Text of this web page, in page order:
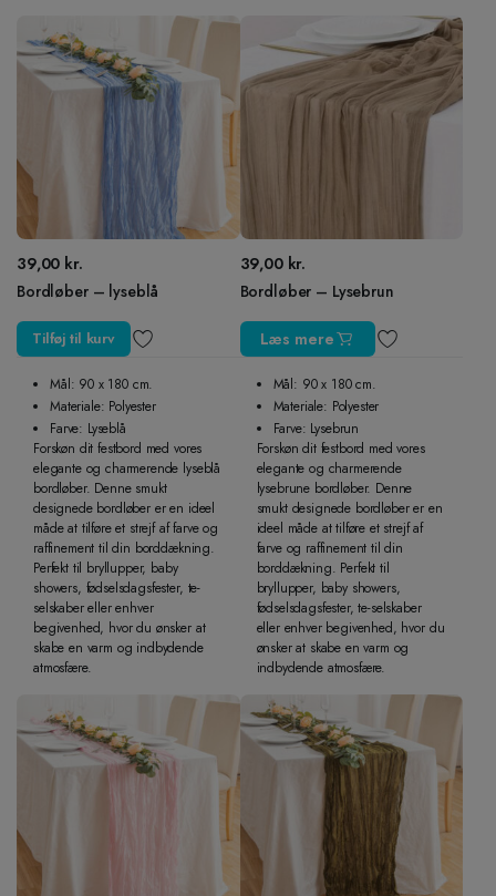
39,00 kr.
Bordløber – lyseblå
Tilføj til kurv
Mål: 90 x 180 cm.
Materiale: Polyester
Farve: Lyseblå
Forskøn dit festbord med vores
elegante og charmerende lyseblå
bordløber. Denne smukt
designede bordløber er en ideel
måde at tilføre et strejf af farve og
raffinement til din borddækning.
Perfekt til bryllupper, baby
showers, fødselsdagsfester, te-
selskaber eller enhver
begivenhed, hvor du ønsker at
skabe en varm og indbydende
atmosfære.
39,00 kr.
Bordløber – Lysebrun
Læs mere
Mål: 90 x 180 cm.
Materiale: Polyester
Farve: Lysebrun
Forskøn dit festbord med vores
elegante og charmerende
lysebrune bordløber. Denne
smukt designede bordløber er en
ideel måde at tilføre et strejf af
farve og raffinement til din
borddækning. Perfekt til
bryllupper, baby showers,
fødselsdagsfester, te-selskaber
eller enhver begivenhed, hvor du
ønsker at skabe en varm og
indbydende atmosfære.